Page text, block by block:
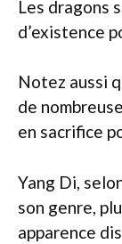
Les dragons
d’existence
Notez aussi
de
en sacrifice
Yang Di,
son genre,
apparence